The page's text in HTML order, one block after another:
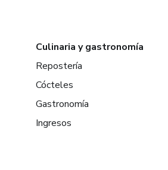
Culinaria y gastronomía
Repostería
Cócteles
Gastronomía
Ingresos